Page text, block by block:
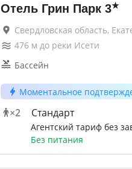
Отель Грин Парк 3★
Свердловская область,
476м до реки Исети
Бассейн
Моментальное
×2 Стандарт
Агентский тариф без
Без питания